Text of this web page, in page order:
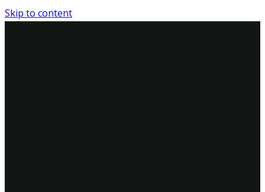
Skip to content